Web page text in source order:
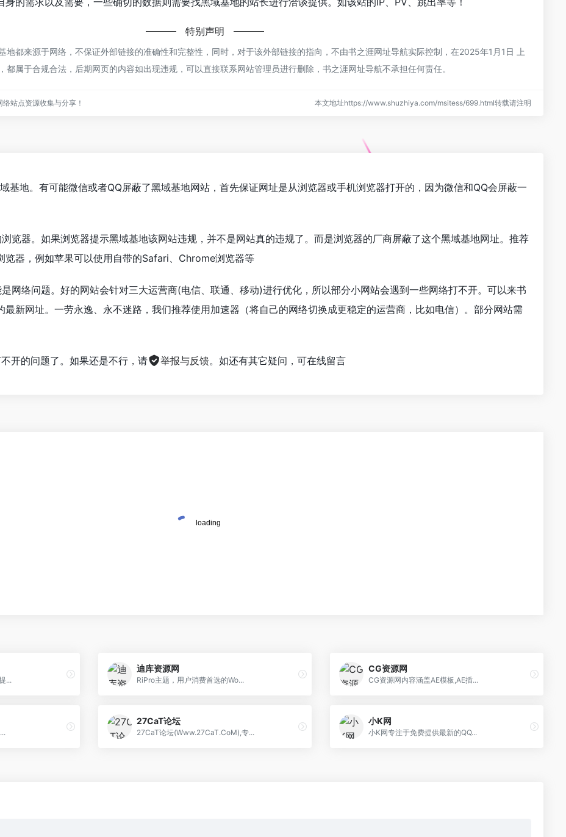
特别声明
地都来源于网络，不保证外部链接的准确性和完整性，同时，对于该外部链接的指向，不由书之涯网址导航实际控制，在2025年1月1日 上
都属于合规合法，后期网页的内容如出现违规，可以直接联系网站管理员进行删除，书之涯网址导航不承担任何责任。
站点资源收集与分享！ 本文地址https://www.shuzhiya.com/msitess/699.html转载请注明
基地。有可能微信或者QQ屏蔽了黑域基地网站，首先保证网址是从浏览器或手机浏览器打开的，因为微信和QQ会屏蔽一
览器。如果浏览器提示黑域基地该网站违规，并不是网站真的违规了。而是浏览器的厂商屏蔽了这个黑域基地网址。推荐
览器，例如苹果可以使用自带的Safari、Chrome浏览器等
网络问题。好的网站会针对三大运营商(电信、联通、移动)进行优化，所以部分小网站会遇到一些网络打不开。可以来书
最新网址。一劳永逸、永不迷路，我们推荐使用加速器（将自己的网络切换成更稳定的运营商，比如电信）。部分网站需
开的问题了。如果还是不行，请 举报与反馈。如还有其它疑问，可在线留言
...
迪库资源网
RiPro主题，用户消费首选的Wo...
CG资源网
CG资源网内容涵盖AE模板,AE插...
27CaT论坛
27CaT论坛(Www.27CaT.CoM),专...
小K网
小K网专注于免费提供最新的QQ...